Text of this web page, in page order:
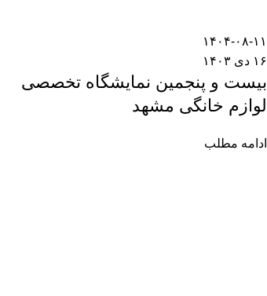
۱۴۰۴-۰۸-۱۱
۱۶ دی ۱۴۰۳
بیست و پنجمین نمایشگاه تخصصی
لوازم خانگی مشهد
ادامه مطلب